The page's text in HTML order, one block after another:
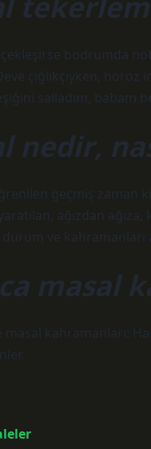
bodrumda
çığlıkçıyken,
salladım, babam
nedir,
geçmiş zaman
ağızdan
ve
masal
masal kahramanları: